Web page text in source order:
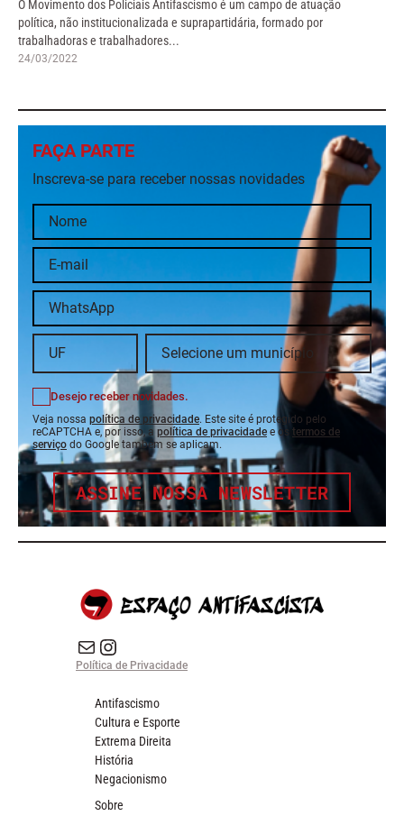
O Movimento dos Policiais Antifascismo é um campo de atuação
política, não institucionalizada e suprapartidária, formado por
trabalhadoras e trabalhadores...
24/03/2022
FAÇA PARTE
Inscreva-se para receber nossas novidades
Desejo receber novidades.
Veja nossa política de privacidade. Este site é protegido pelo
reCAPTCHA e, por isso, a política de privacidade e os termos de
serviço do Google também se aplicam.
ASSINE NOSSA NEWSLETTER
E-mail Instagram do Espaço Antifascista
Política de Privacidade
Antifascismo
Cultura e Esporte
Extrema Direita
História
Negacionismo
Sobre